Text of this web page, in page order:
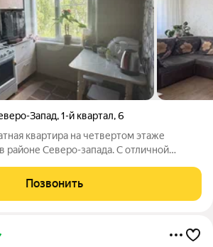
Запад,1-й квартал,6
квартира на четвертом этаже
районе Северо-запада. С отличной
учета воды,счетчик на газ. После
Позвонить